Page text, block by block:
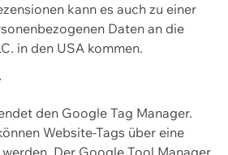
kann es auch zu einer
Daten an die
in den USA kommen.
den Google Tag Manager.
Website-Tags über eine